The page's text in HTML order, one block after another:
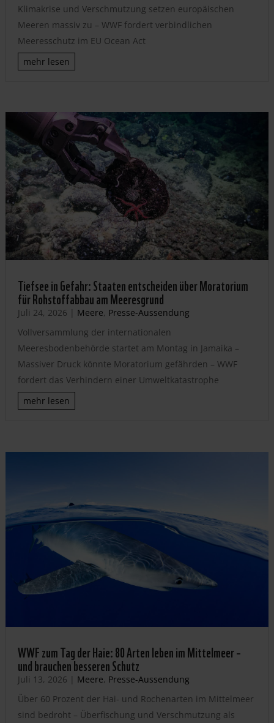
Klimakrise und Verschmutzung setzen europäischen
Meeren massiv zu – WWF fordert verbindlichen
Meeresschutz im EU Ocean Act
mehr lesen
Tiefsee in Gefahr: Staaten entscheiden über Moratorium
für Rohstoffabbau am Meeresgrund
Juli 24, 2026 | Meere, Presse-Aussendung
Vollversammlung der internationalen
Meeresbodenbehörde startet am Montag in Jamaika –
Massiver Druck könnte Moratorium gefährden – WWF
fordert das Verhindern einer Umweltkatastrophe
mehr lesen
WWF zum Tag der Haie: 80 Arten leben im Mittelmeer –
und brauchen besseren Schutz
Juli 13, 2026 | Meere, Presse-Aussendung
Über 60 Prozent der Hai- und Rochenarten im Mittelmeer
sind bedroht – Überfischung und Verschmutzung als